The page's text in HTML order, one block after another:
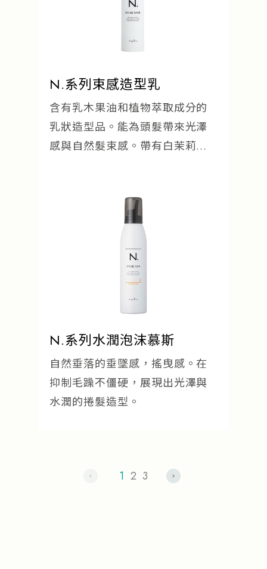
N.系列束感造型乳
含有乳木果油和植物萃取成分的
乳狀造型品。能為頭髮帶來光澤
感與自然髮束感。帶有白茉莉與
N.系列水潤泡沫慕斯
自然垂落的垂墜感，搖曳感。在
抑制毛躁不僵硬，展現出光澤與
水潤的捲髮造型。
1 2 3